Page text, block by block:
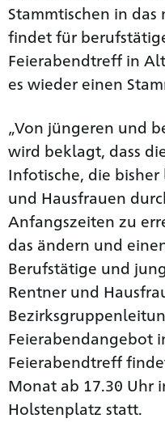
Stammtischen in das
findet für
Feierabendtreff in
es wieder einen
„Von jüngeren und
wird beklagt, dass
Infotische, die
und Hausfrauen
Anfangszeiten zu
das ändern und
Berufstätige und
Rentner und
Feierabendangebot
Feierabendtreff
Monat ab 17.30 Uhr
Holstenplatz statt.